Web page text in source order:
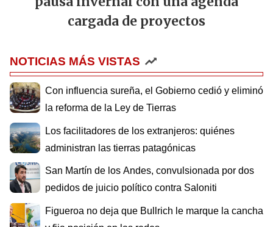
cargada de proyectos
NOTICIAS MÁS VISTAS
Con influencia sureña, el Gobierno cedió y eliminó
la reforma de la Ley de Tierras
Los facilitadores de los extranjeros: quiénes
administran las tierras patagónicas
San Martín de los Andes, convulsionada por dos
pedidos de juicio político contra Saloniti
Figueroa no deja que Bullrich le marque la cancha